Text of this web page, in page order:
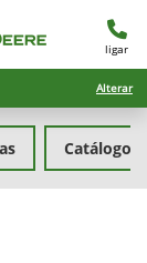
ligar
Alterar
Catálogo